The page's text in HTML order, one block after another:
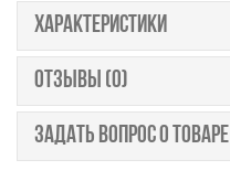
ХАРАКТЕРИСТИКИ
ОТЗЫВЫ (0)
ЗАДАТЬ ВОПРОС О ТОВАРЕ